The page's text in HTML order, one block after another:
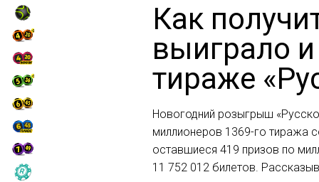
Как
выиграло
тираже
Новогодний розыгрыш
миллионеров 1369-го тиража
оставшиеся 419 призов по
11 752 012 билетов.